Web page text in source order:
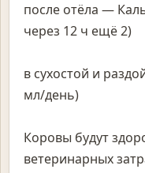
после отёла —
через 12 ч ещё 2)
в сухостой и
мл/день)
Коровы будут
ветеринарных